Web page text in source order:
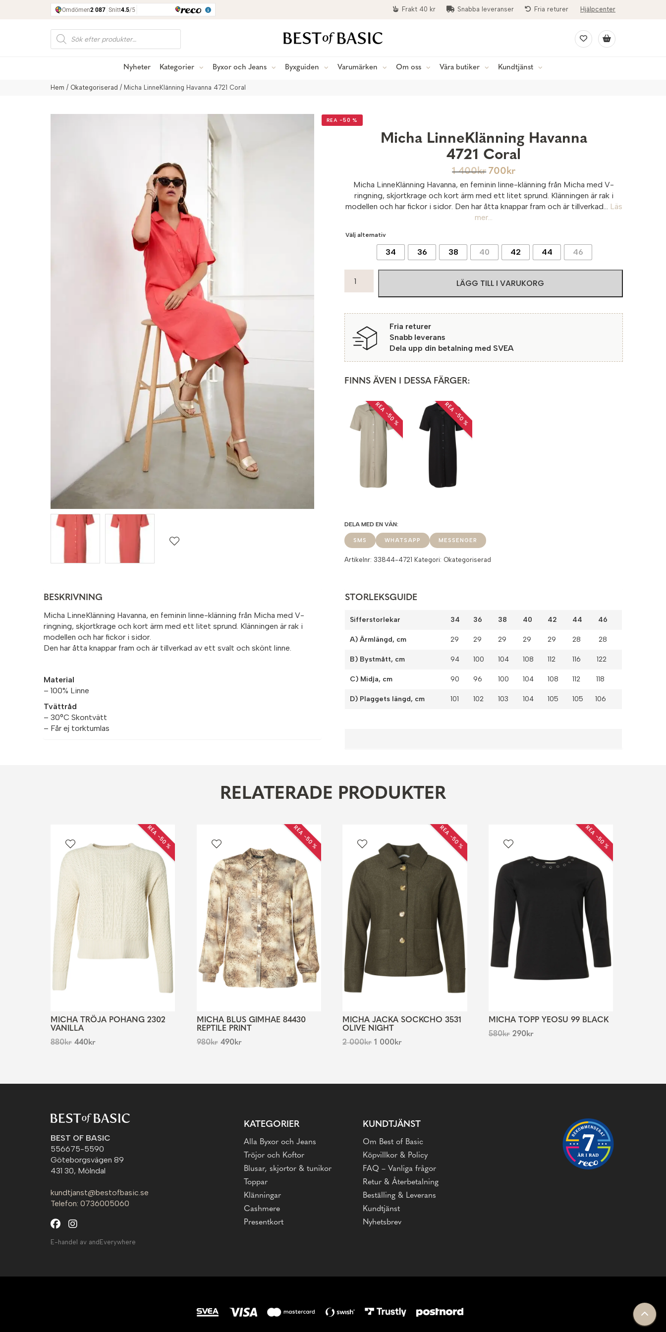
Frakt 40 kr Snabba leveranser Fria returer Hjälpcenter
Produktsökning
Nyheter Kategorier Byxor och Jeans Byxguiden Varumärken Om oss Våra butiker Kundtjänst
Hem / Okategoriserad / Micha LinneKlänning Havanna 4721 Coral
REA −50 %
Micha LinneKlänning Havanna
4721 Coral
1 400kr 700kr
Micha LinneKlänning Havanna, en feminin linne-klänning från Micha med V-
ringning, skjortkrage och kort ärm med ett litet sprund. Klänningen är rak i
modellen och har fickor i sidor. Den har åtta knappar fram och är tillverkad... Läs
mer...
Välj alternativ
34 36 38 40 42 44 46
LinneKlänning
Coral
mängd
LÄGG TILL I VARUKORG
Fria returer
Snabb leverans
Dela upp din betalning med SVEA
FINNS ÄVEN I DESSA FÄRGER:
REA −50 % REA −50 %
SMS WHATSAPP MESSENGER
Artikelnr: 33844-4721 Kategori: Okategoriserad
BESKRIVNING
Micha LinneKlänning Havanna, en feminin linne-klänning från Micha med V-
ringning, skjortkrage och kort ärm med ett litet sprund. Klänningen är rak i
modellen och har fickor i sidor.
Den har åtta knappar fram och är tillverkad av ett svalt och skönt linne.
Material
– 100% Linne
Tvättråd
– 30°C Skontvätt
– Får ej torktumlas
STORLEKSGUIDE
Sifferstorlekar 34 36 38 40 42 44 46
A) Ärmlängd, cm 29 29 29 29 29 28 28
B) Bystmått, cm 94 100 104 108 112 116 122
C) Midja, cm 90 96 100 104 108 112 118
D) Plaggets längd, cm 101 102 103 104 105 105 106
RELATERADE PRODUKTER
REA −50 %
MICHA TRÖJA POHANG 2302
VANILLA
880kr 440kr
REA −50 %
MICHA BLUS GIMHAE 84430
REPTILE PRINT
980kr 490kr
REA −50 %
MICHA JACKA SOCKCHO 3531
OLIVE NIGHT
2 000kr 1 000kr
REA −50 %
MICHA TOPP YEOSU 99 BLACK
580kr 290kr
BEST OF BASIC
556675-5590
Göteborgsvägen 89
431 30, Mölndal
kundtjanst@bestofbasic.se
Telefon: 0736005060
E-handel av andEverywhere
KATEGORIER
Alla Byxor och Jeans
Tröjor och Koftor
Blusar, skjortor & tunikor
Toppar
Klänningar
Cashmere
Presentkort
KUNDTJÄNST
Om Best of Basic
Köpvillkor & Policy
FAQ – Vanliga frågor
Retur & Återbetalning
Beställing & Leverans
Kundtjänst
Nyhetsbrev